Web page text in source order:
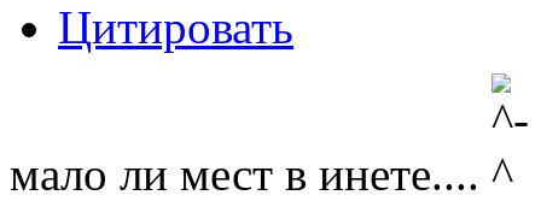
Цитировать
мало ли мест в инете....